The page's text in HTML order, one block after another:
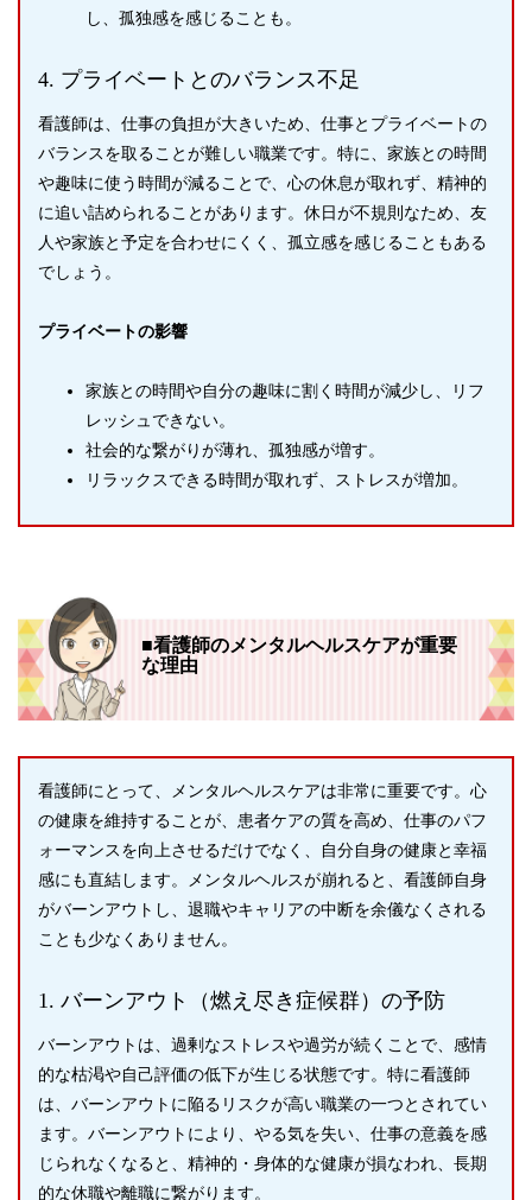
し、孤独感を感じることも。
4. プライベートとのバランス不足
看護師は、仕事の負担が大きいため、仕事とプライベートの
バランスを取ることが難しい職業です。特に、家族との時間
や趣味に使う時間が減ることで、心の休息が取れず、精神的
に追い詰められることがあります。休日が不規則なため、友
人や家族と予定を合わせにくく、孤立感を感じることもある
でしょう。
プライベートの影響
家族との時間や自分の趣味に割く時間が減少し、リフ
レッシュできない。
社会的な繋がりが薄れ、孤独感が増す。
リラックスできる時間が取れず、ストレスが増加。
■看護師のメンタルヘルスケアが重要
な理由
看護師にとって、メンタルヘルスケアは非常に重要です。心
の健康を維持することが、患者ケアの質を高め、仕事のパフ
ォーマンスを向上させるだけでなく、自分自身の健康と幸福
感にも直結します。メンタルヘルスが崩れると、看護師自身
がバーンアウトし、退職やキャリアの中断を余儀なくされる
ことも少なくありません。
1. バーンアウト（燃え尽き症候群）の予防
バーンアウトは、過剰なストレスや過労が続くことで、感情
的な枯渇や自己評価の低下が生じる状態です。特に看護師
は、バーンアウトに陥るリスクが高い職業の一つとされてい
ます。バーンアウトにより、やる気を失い、仕事の意義を感
じられなくなると、精神的・身体的な健康が損なわれ、長期
的な休職や離職に繋がります。